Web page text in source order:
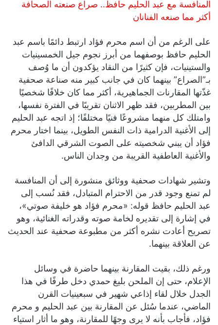
المنافسة مع عبد الحليم حافظ.. صراع صنعته الصحافة
أكثر مما صنعه الفنانان
على الرغم من أن اسم محرم فؤاد ارتبط دائمًا باسم عبد
الحليم حافظ بوصفهما من أبرز نجوم جيل الخمسينيات
والستينيات، فإن كثيرًا من النقاد يؤكدون أن ما وُصف
بـ”الصراع” بينهما كان في جانب كبير منه صناعة صحفية
غذّتها المقارنات الجماهيرية، أكثر مما كان خلافًا شخصيًا
بين المطربين، فقد ظهر الاثنان تقريبًا في الفترة نفسها،
وامتلك كل منهما مشروعًا فنيًا مختلفًا؛ إذ اتجه عبد الحليم
إلى الأغنية الدرامية ذات النفس الطويل، بينما اختار محرم
فؤاد أن يبني شخصيته على الصوت الشرقي الدافئ
والأغنية العاطفية القريبة من وجدان الناس.
وتشير شهادات صحفية ووثائق منشورة إلى أن المنافسة
لم تمنع وجود قدر من الاحترام المتبادل، فقد نُسب إلى
عبد الحليم حافظ قوله: «محرم فؤاد هو خليفة صوتي»،
في إشارة إلى تقديره لخامة صوته وقدراته الغنائية، وهو
تصريح أعادت نشره أكثر من مطبوعة صحفية عند الحديث
عن العلاقة بينهما.
ورغم ذلك، بقيت المقارنة بينهما حاضرة في وسائل
الإعلام، حتى إن الملحن بليغ حمدي دخل طرفًا في هذا
الجدل خلال لقاء إذاعي شهير في سبعينيات القرن
الماضي، عندما سُئل عن المقارنة بين عبد الحليم و محرم
فؤاد، فأجاب بأنه لا يرى وجهًا للمقارنة، وهو ما أثار استياء